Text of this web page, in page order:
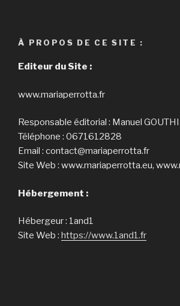
À PROPOS DE CE SITE :
Editeur du Site :
www.mariaperrotta.fr
Responsable éditorial : Manuel
Téléphone : 0671612828
Email : contact@mariaperrotta.fr
Site Web : www.mariaperrotta.eu,
Hébergement :
Hébergeur : 1and1
Site Web : https://www.1and1.fr